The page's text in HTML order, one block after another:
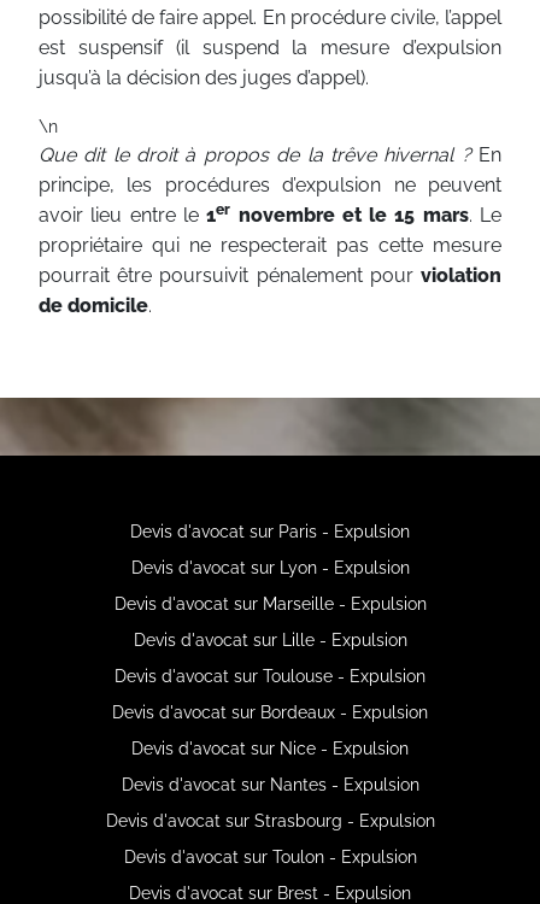
possibilité de faire appel. En procédure civile, l’appel
est suspensif (il suspend la mesure d’expulsion
jusqu’à la décision des juges d’appel).
\n
Que dit le droit à propos de la trêve hivernal ?En
principe, les procédures d’expulsion ne peuvent
avoir lieu entre le1er novembre et le 15 mars. Le
propriétaire qui ne respecterait pas cette mesure
pourrait être poursuivit pénalement pour violation
de domicile.
Devis d'avocat sur Paris - Expulsion
Devis d'avocat sur Lyon - Expulsion
Devis d'avocat sur Marseille - Expulsion
Devis d'avocat sur Lille - Expulsion
Devis d'avocat sur Toulouse - Expulsion
Devis d'avocat sur Bordeaux - Expulsion
Devis d'avocat sur Nice - Expulsion
Devis d'avocat sur Nantes - Expulsion
Devis d'avocat sur Strasbourg - Expulsion
Devis d'avocat sur Toulon - Expulsion
Devis d'avocat sur Brest - Expulsion